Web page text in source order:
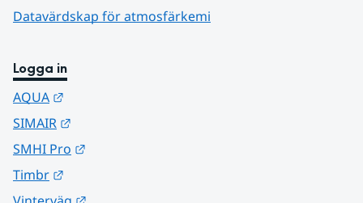
Datavärdskap för atmosfärkemi
Logga in
AQUA
SIMAIR
SMHI Pro
Timbr